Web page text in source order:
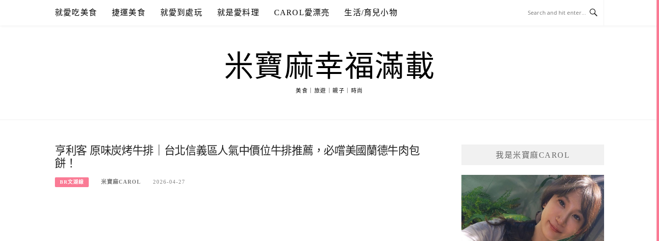
就愛吃美食 捷運美食 就愛到處玩 就是愛料理 CAROL愛漂亮 生活/育兒小物
米寶麻幸福滿載
美食｜旅遊｜親子｜時尚
亨利客 原味炭烤牛排｜台北信義區人氣中價位牛排推薦，必嚐美國蘭德牛肉包
餅！
BR文湖線 米寶麻CAROL 2026-04-27
我是米寶麻CAROL